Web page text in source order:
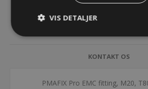
KONTAKT OS
PMAFIX Pro EMC fitting, M20,
VIS DETALJER